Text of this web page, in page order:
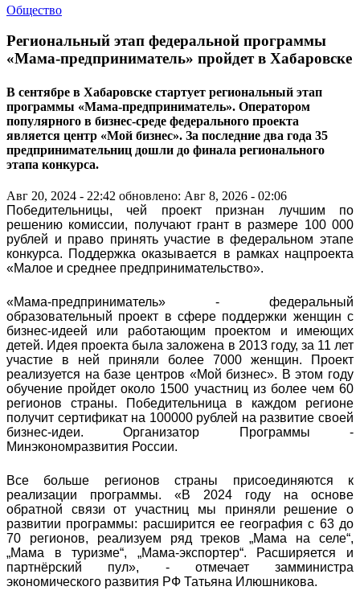
Общество
Региональный этап федеральной программы
«Мама-предприниматель» пройдет в Хабаровске
В сентябре в Хабаровске стартует региональный этап
программы «Мама-предприниматель». Оператором
популярного в бизнес-среде федерального проекта
является центр «Мой бизнес». За последние два года 35
предпринимательниц дошли до финала регионального
этапа конкурса.
Авг 20, 2024 - 22:42 обновлено: Авг 8, 2026 - 02:06
Победительницы, чей проект признан лучшим по
решению комиссии, получают грант в размере 100 000
рублей и право принять участие в федеральном этапе
конкурса. Поддержка оказывается в рамках нацпроекта
«Малое и среднее предпринимательство».
«Мама-предприниматель» - федеральный
образовательный проект в сфере поддержки женщин с
бизнес-идеей или работающим проектом и имеющих
детей. Идея проекта была заложена в 2013 году, за 11 лет
участие в ней приняли более 7000 женщин. Проект
реализуется на базе центров «Мой бизнес». В этом году
обучение пройдет около 1500 участниц из более чем 60
регионов страны. Победительница в каждом регионе
получит сертификат на 100000 рублей на развитие своей
бизнес-идеи. Организатор Программы -
Минэкономразвития России.
Все больше регионов страны присоединяются к
реализации программы. «В 2024 году на основе
обратной связи от участниц мы приняли решение о
развитии программы: расширится ее география с 63 до
70 регионов, реализуем ряд треков „Мама на селе“,
„Мама в туризме“, „Мама-экспортер“. Расширяется и
партнёрский пул», - отмечает замминистра
экономического развития РФ Татьяна Илюшникова.